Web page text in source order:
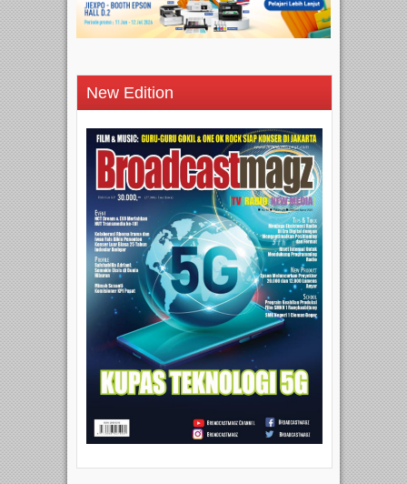
New Edition